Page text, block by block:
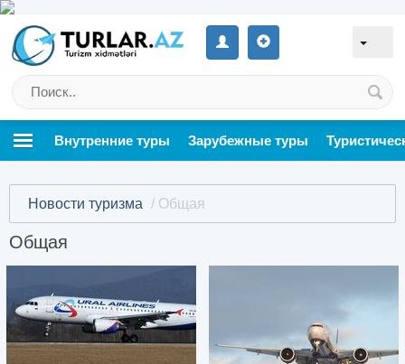
Внутренние туры Зарубежные туры
Новости туризма / Общая
Общая